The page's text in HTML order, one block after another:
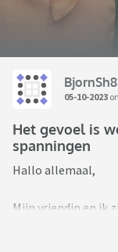
05-10-2023
Het gevoel is
spanningen
Hallo allemaal,
Mijn vriendin en ik
leuke kinderen van
We hebben best